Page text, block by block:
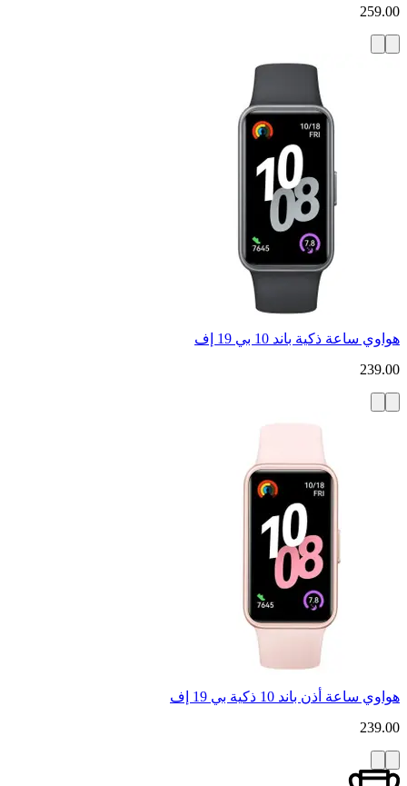
259.00
هواوي ساعة ذكية باند 10 بي 19 إف
239.00
هواوي ساعة أذن باند 10 ذكية بي 19 إف
239.00